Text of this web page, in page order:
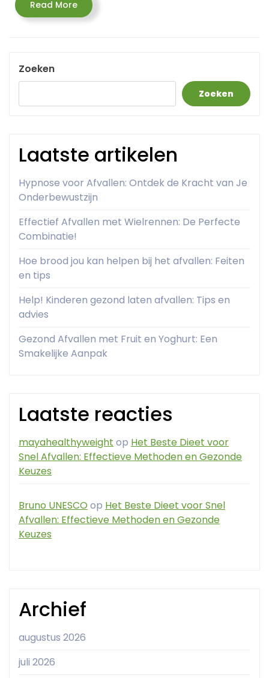
Read MoreRead
More
Zoeken
Zoeken
Laatste artikelen
Hypnose voor Afvallen: Ontdek de Kracht van Je
Onderbewustzijn
Effectief Afvallen met Wielrennen: De Perfecte
Combinatie!
Hoe brood jou kan helpen bij het afvallen: Feiten
en tips
Help! Kinderen gezond laten afvallen: Tips en
advies
Gezond Afvallen met Fruit en Yoghurt: Een
Smakelijke Aanpak
Laatste reacties
mayahealthyweight op Het Beste Dieet voor
Snel Afvallen: Effectieve Methoden en Gezonde
Keuzes
Bruno UNESCO op Het Beste Dieet voor Snel
Afvallen: Effectieve Methoden en Gezonde
Keuzes
Archief
augustus 2026
juli 2026